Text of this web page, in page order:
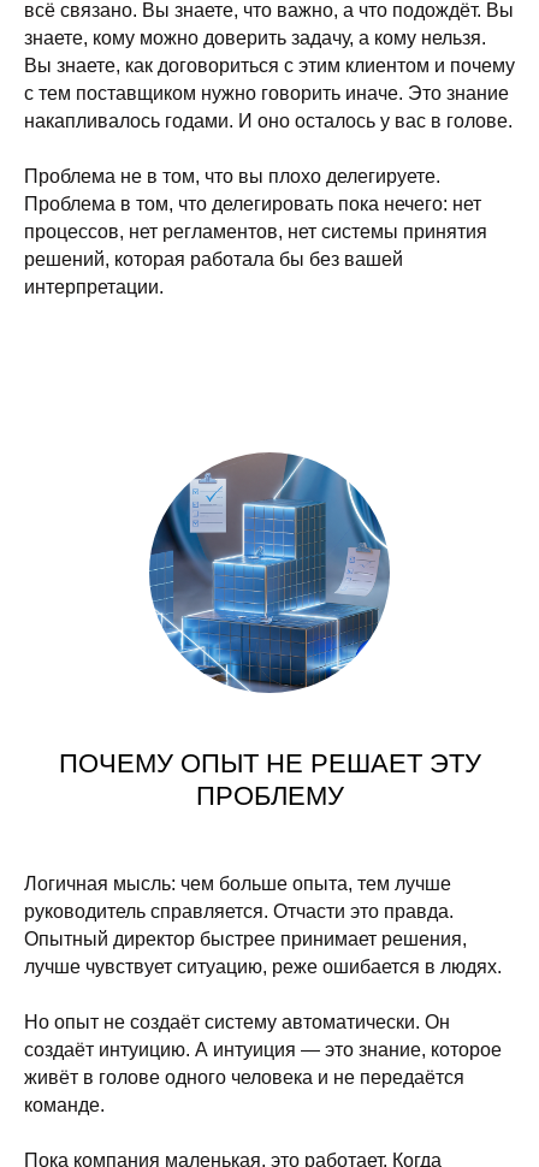
всё связано. Вы знаете, что важно, а что подождёт. Вы
знаете, кому можно доверить задачу, а кому нельзя.
Вы знаете, как договориться с этим клиентом и почему
с тем поставщиком нужно говорить иначе. Это знание
накапливалось годами. И оно осталось у вас в голове.
Проблема не в том, что вы плохо делегируете.
Проблема в том, что делегировать пока нечего: нет
процессов, нет регламентов, нет системы принятия
решений, которая работала бы без вашей
интерпретации.
ПОЧЕМУ ОПЫТ НЕ РЕШАЕТ ЭТУ
ПРОБЛЕМУ
Логичная мысль: чем больше опыта, тем лучше
руководитель справляется. Отчасти это правда.
Опытный директор быстрее принимает решения,
лучше чувствует ситуацию, реже ошибается в людях.
Но опыт не создаёт систему автоматически. Он
создаёт интуицию. А интуиция — это знание, которое
живёт в голове одного человека и не передаётся
команде.
Пока компания маленькая, это работает. Когда